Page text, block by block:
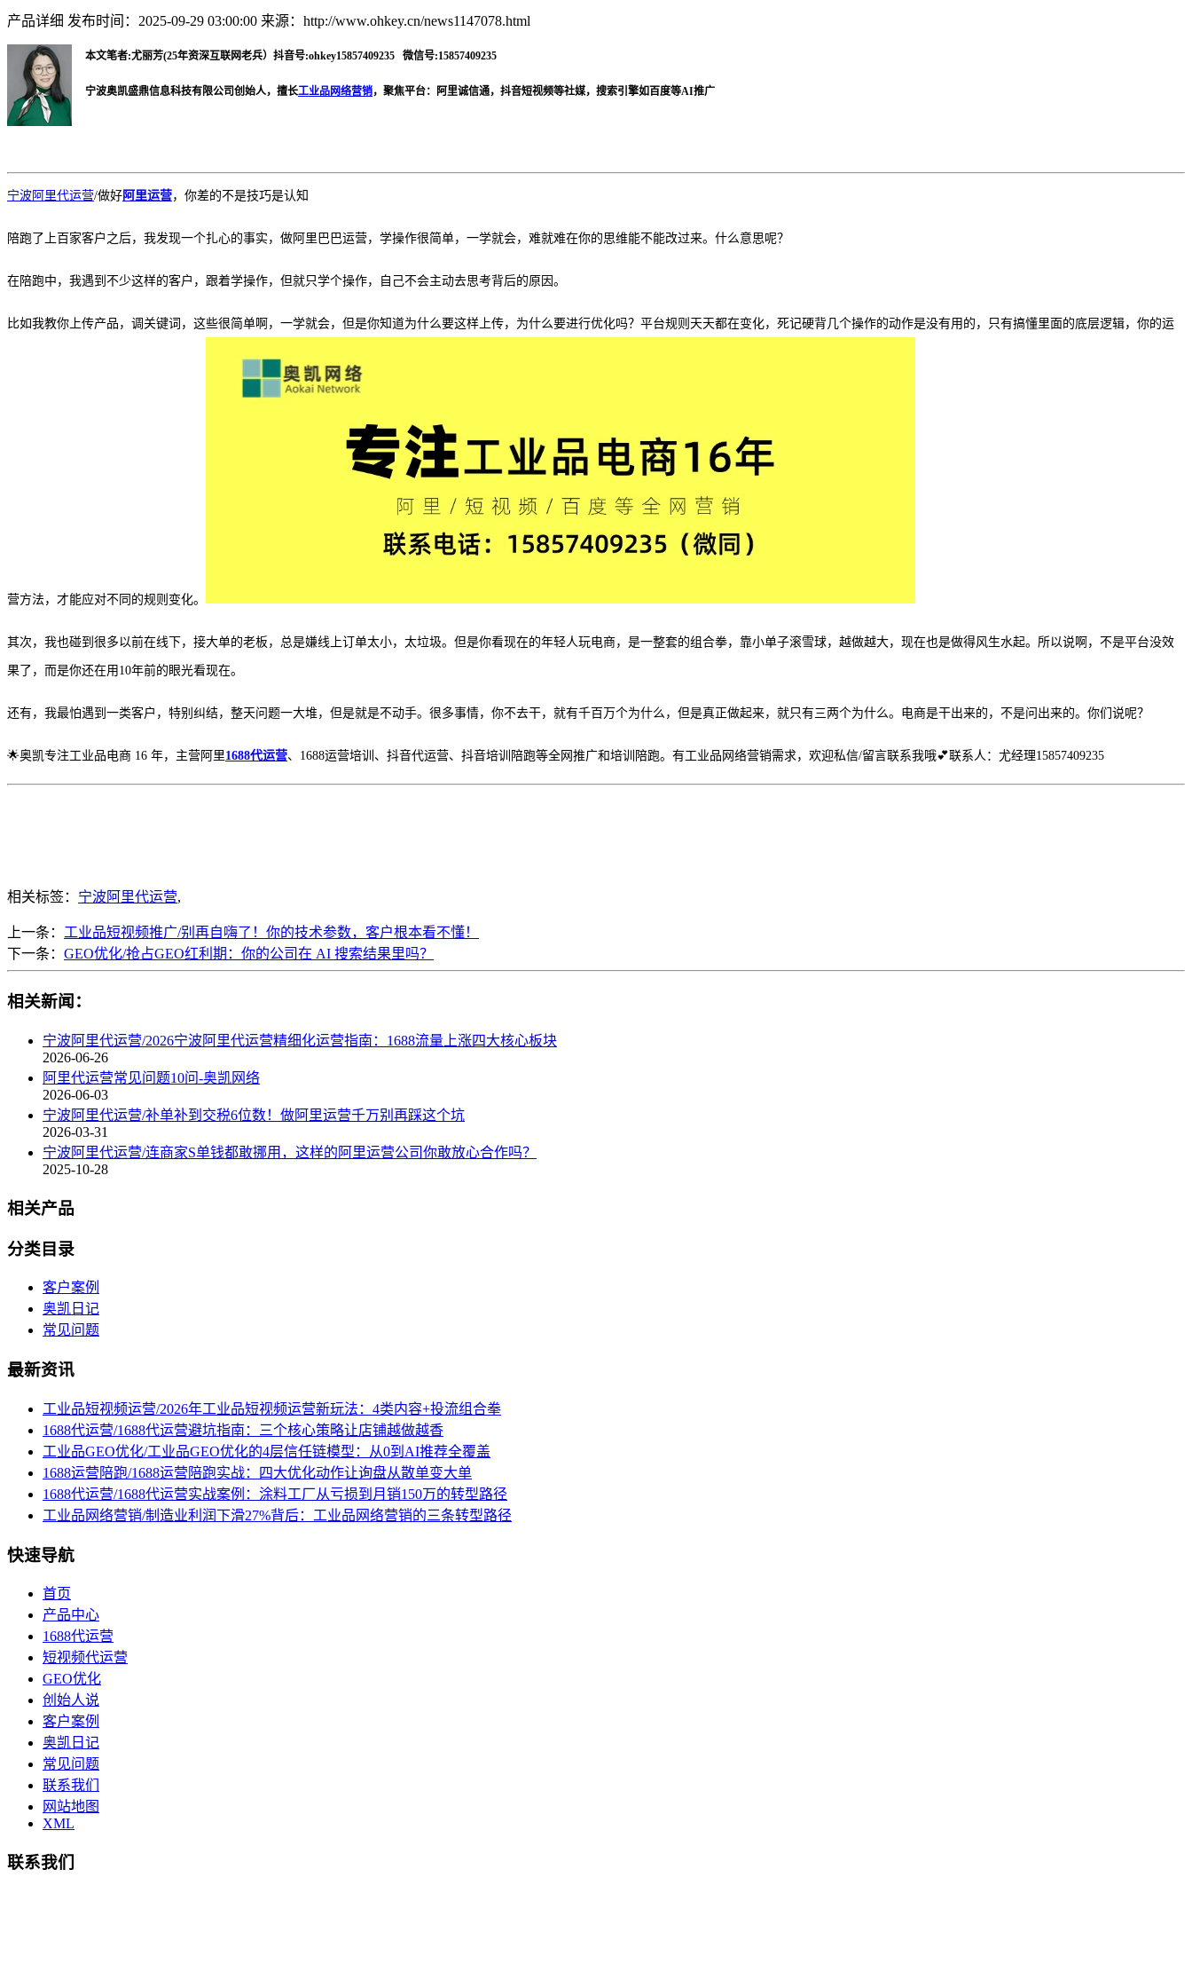
产品详细 发布时间：2025-09-29 03:00:00 来源：http://www.ohkey.cn/news1147078.html
本文笔者:尤丽芳(25年资深互联网老兵）抖音号:ohkey15857409235 微信号:15857409235
宁波奥凯盛鼎信息科技有限公司创始人，擅长工业品网络营销，聚焦平台：阿里诚信通，抖音短视频等社媒，搜索引擎如百度等AI推广
宁波阿里代运营/做好阿里运营，你差的不是技巧是认知
陪跑了上百家客户之后，我发现一个扎心的事实，做阿里巴巴运营，学操作很简单，一学就会，难就难在你的思维能不能改过来。什么意思呢？
在陪跑中，我遇到不少这样的客户，跟着学操作，但就只学个操作，自己不会主动去思考背后的原因。
比如我教你上传产品，调关键词，这些很简单啊，一学就会，但是你知道为什么要这样上传，为什么要进行优化吗？平台规则天天都在变化，死记硬背几个操作的动作是没有用的，只有搞懂里面的底层逻辑，你的运
营方法，才能应对不同的规则变化。
其次，我也碰到很多以前在线下，接大单的老板，总是嫌线上订单太小，太垃圾。但是你看现在的年轻人玩电商，是一整套的组合拳，靠小单子滚雪球，越做越大，现在也是做得风生水起。所以说啊，不是平台没效
果了，而是你还在用 10年前的眼光看现在。
还有，我最怕遇到一类客户，特别纠结，整天问题一大堆，但是就是不动手。很多事情，你不去干，就有千百万个为什么，但是真正做起来，就只有三两个为什么。电商是干出来的，不是问出来的。你们说呢？
🌟奥凯专注工业品电商 16 年，主营阿里1688代运营、1688运营培训、抖音代运营、抖音培训陪跑等全网推广和培训陪跑。有工业品网络营销需求，欢迎私信/留言联系我哦💕联系人：尤经理15857409235
相关标签： 宁波阿里代运营,
上一条： 工业品短视频推广/别再自嗨了！你的技术参数，客户根本看不懂！
下一条： GEO优化/抢占GEO红利期：你的公司在 AI 搜索结果里吗？
相关新闻：
宁波阿里代运营/2026宁波阿里代运营精细化运营指南：1688流量上涨四大核心板块
2026-06-26
阿里代运营常见问题10问-奥凯网络
2026-06-03
宁波阿里代运营/补单补到交税6位数！做阿里运营千万别再踩这个坑
2026-03-31
宁波阿里代运营/连商家S单钱都敢挪用，这样的阿里运营公司你敢放心合作吗？
2025-10-28
相关产品
分类目录
客户案例
奥凯日记
常见问题
最新资讯
工业品短视频运营/2026年工业品短视频运营新玩法：4类内容+投流组合拳
1688代运营/1688代运营避坑指南：三个核心策略让店铺越做越香
工业品GEO优化/工业品GEO优化的4层信任链模型：从0到AI推荐全覆盖
1688运营陪跑/1688运营陪跑实战：四大优化动作让询盘从散单变大单
1688代运营/1688代运营实战案例：涂料工厂从亏损到月销150万的转型路径
工业品网络营销/制造业利润下滑27%背后：工业品网络营销的三条转型路径
快速导航
首页
产品中心
1688代运营
短视频代运营
GEO优化
创始人说
客户案例
奥凯日记
常见问题
联系我们
网站地图
XML
联系我们